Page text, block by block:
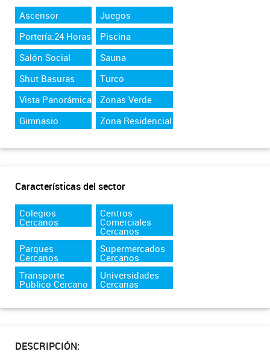
Ascensor
Juegos
Portería:24 Horas
Piscina
Salón Social
Sauna
Shut Basuras
Turco
Vista Panorámica
Zonas Verde
Gimnasio
Zona Residencial
Características del sector
Colegios
Cercanos
Centros
Comerciales
Cercanos
Parques
Cercanos
Supermercados
Cercanos
Transporte
Publico Cercano
Universidades
Cercanas
DESCRIPCIÓN: